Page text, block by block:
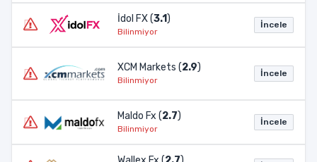
İdol FX (3.1)
Bilinmiyor
İncele
XCM Markets (2.9)
Bilinmiyor
İncele
Maldo Fx (2.7)
Bilinmiyor
İncele